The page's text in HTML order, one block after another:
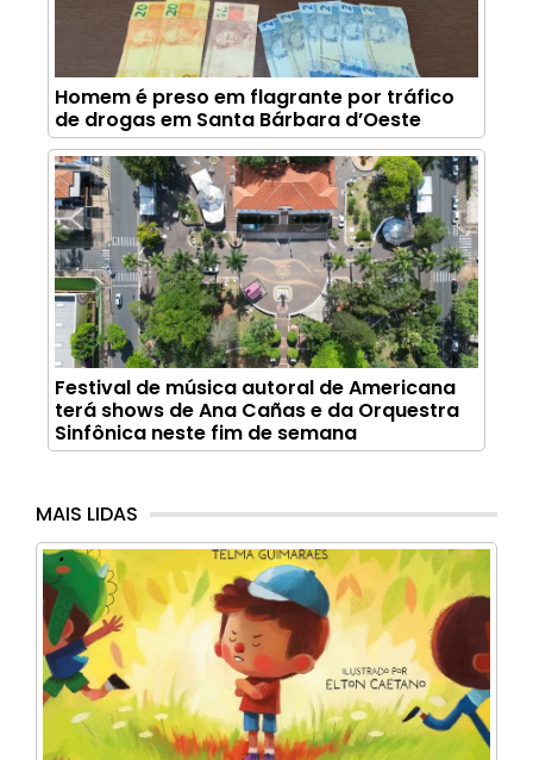
Homem é preso em flagrante por tráfico
de drogas em Santa Bárbara d’Oeste
Festival de música autoral de Americana
terá shows de Ana Cañas e da Orquestra
Sinfônica neste fim de semana
MAIS LIDAS